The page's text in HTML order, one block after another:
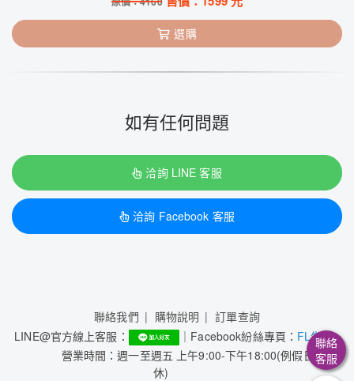
選購
如有任何問題
洽詢 LINE 客服
洽詢 Facebook 客服
聯絡我們 購物說明
訂單查詢
LINE@官方線上客服：
｜Facebook紛絲專頁： FL生活+
營業時間：週一至週五 上午9:00-下午18:00(例假日公
休)
聯絡
客服